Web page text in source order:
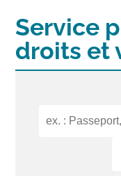
Service
droits et